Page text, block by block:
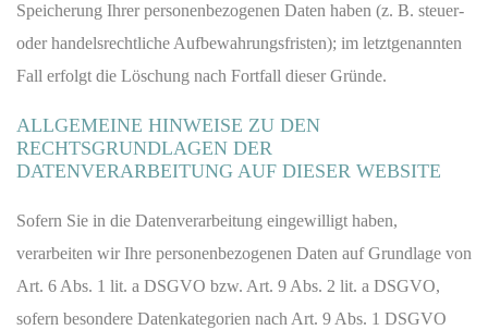
Speicherung Ihrer personenbezogenen Daten haben (z. B. steuer-
oder handelsrechtliche Aufbewahrungsfristen); im letztgenannten
Fall erfolgt die Löschung nach Fortfall dieser Gründe.
ALLGEMEINE HINWEISE ZU DEN
RECHTSGRUNDLAGEN DER
DATENVERARBEITUNG AUF DIESER WEBSITE
Sofern Sie in die Datenverarbeitung eingewilligt haben,
verarbeiten wir Ihre personenbezogenen Daten auf Grundlage von
Art. 6 Abs. 1 lit. a DSGVO bzw. Art. 9 Abs. 2 lit. a DSGVO,
sofern besondere Datenkategorien nach Art. 9 Abs. 1 DSGVO